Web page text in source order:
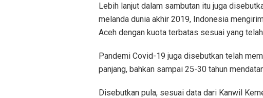
Lebih lanjut dalam sambutan itu juga
melanda dunia akhir 2019, Indonesia
Aceh dengan kuota terbatas sesuai yang
Pandemi Covid-19 juga disebutkan telah
panjang, bahkan sampai 25-30 tahun
Disebutkan pula, sesuai data dari Kanwil